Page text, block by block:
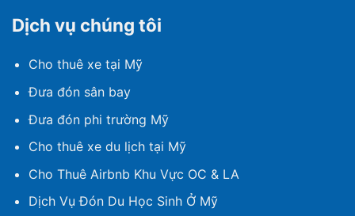
Dịch vụ chúng tôi
Cho thuê xe tại Mỹ
Đưa đón sân bay
Đưa đón phi trường Mỹ
Cho thuê xe du lịch tại Mỹ
Cho Thuê Airbnb Khu Vực OC & LA
Dịch Vụ Đón Du Học Sinh Ở Mỹ